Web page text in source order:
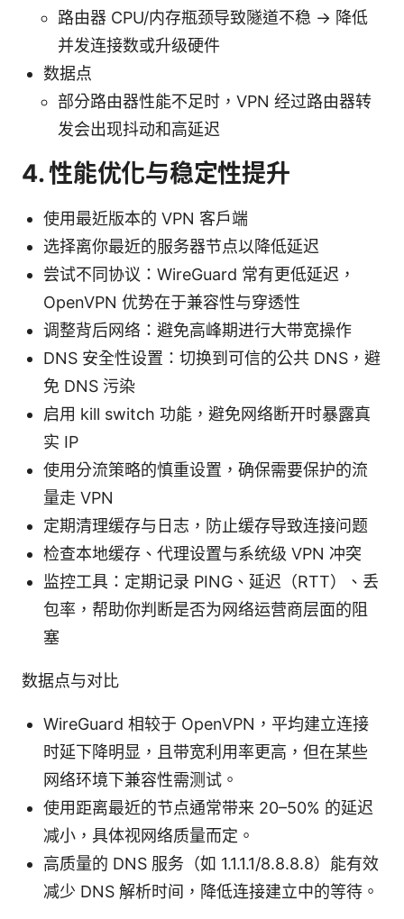
路由器 CPU/内存瓶颈导致隧道不稳 -> 降低
并发连接数或升级硬件
数据点
部分路由器性能不足时，VPN 经过路由器转
发会出现抖动和高延迟
4. 性能优化与稳定性提升
使用最近版本的 VPN 客户端
选择离你最近的服务器节点以降低延迟
尝试不同协议：WireGuard 常有更低延迟，
OpenVPN 优势在于兼容性与穿透性
调整背后网络：避免高峰期进行大带宽操作
DNS 安全性设置：切换到可信的公共 DNS，避
免 DNS 污染
启用 kill switch 功能，避免网络断开时暴露真
实 IP
使用分流策略的慎重设置，确保需要保护的流
量走 VPN
定期清理缓存与日志，防止缓存导致连接问题
检查本地缓存、代理设置与系统级 VPN 冲突
监控工具：定期记录 PING、延迟（RTT）、丢
包率，帮助你判断是否为网络运营商层面的阻
塞
数据点与对比
WireGuard 相较于 OpenVPN，平均建立连接
时延下降明显，且带宽利用率更高，但在某些
网络环境下兼容性需测试。
使用距离最近的节点通常带来 20–50% 的延迟
减小，具体视网络质量而定。
高质量的 DNS 服务（如 1.1.1.1/8.8.8.8）能有效
减少 DNS 解析时间，降低连接建立中的等待。